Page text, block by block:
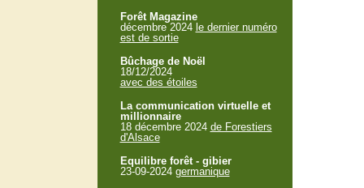
Forêt Magazine
décembre 2024 le dernier numéro
est de sortie
Bûchage de Noël
18/12/2024
avec des étoiles
La communication virtuelle et
millionnaire
18 décembre 2024 de Forestiers
d'Alsace
Equilibre forêt - gibier
23-09-2024 germanique